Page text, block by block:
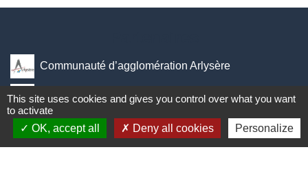
Communauté d’agglomération Arlysère
Savoie - Le Département
Auvergne Rhônes-Alpes - La Région
This site uses cookies and gives you control over what you want
to activate
OK, accept all
Deny all cookies Personalize